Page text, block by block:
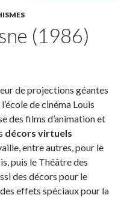
(1986)
de projections géantes
de cinéma Louis
des films d’animation et
décors virtuels
entre autres, pour le
puis le Théâtre des
des décors pour le
effets spéciaux pour la